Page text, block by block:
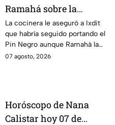
Ramahá sobre la
designación del Pin
Negro a un integrante
de las "Divas" en
MasterChef 24/7
La cocinera le aseguró a Ixdit
que habría seguido portando el
Pin Negro aunque Ramahá la
hubiera subido al balcón
07 agosto, 2026
Horóscopo de Nana
Calistar hoy 07 de